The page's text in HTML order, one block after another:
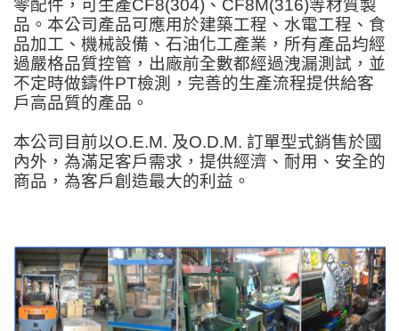
零配件，可生產CF8(304)、CF8M(316)等材質製
品。本公司產品可應用於建築工程、水電工程、食
品加工、機械設備、石油化工產業，所有產品均經
過嚴格品質控管，出廠前全數都經過洩漏測試，並
不定時做鑄件PT檢測，完善的生產流程提供給客
戶高品質的產品。
本公司目前以O.E.M. 及O.D.M. 訂單型式銷售於國
內外，為滿足客戶需求，提供經濟、耐用、安全的
商品，為客戶創造最大的利益。